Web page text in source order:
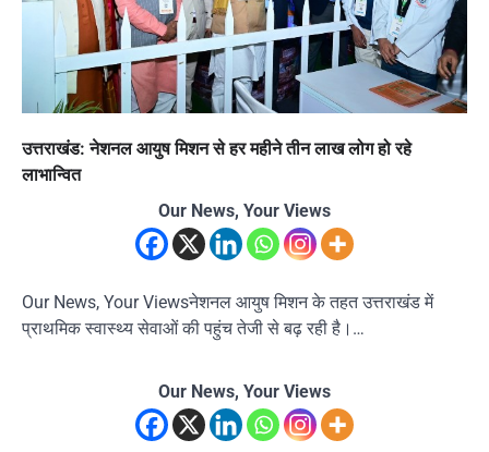
उत्तराखंड: नेशनल आयुष मिशन से हर महीने तीन लाख लोग हो रहे
लाभान्वित
Our News, Your Views
Our News, Your Viewsनेशनल आयुष मिशन के तहत उत्तराखंड में
प्राथमिक स्वास्थ्य सेवाओं की पहुंच तेजी से बढ़ रही है।…
Our News, Your Views